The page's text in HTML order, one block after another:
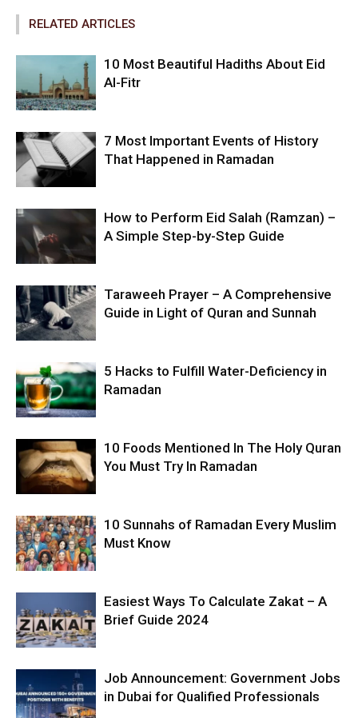
RELATED ARTICLES
10 Most Beautiful Hadiths About Eid
Al-Fitr
7 Most Important Events of History
That Happened in Ramadan
How to Perform Eid Salah (Ramzan) –
A Simple Step-by-Step Guide
Taraweeh Prayer – A Comprehensive
Guide in Light of Quran and Sunnah
5 Hacks to Fulfill Water-Deficiency in
Ramadan
10 Foods Mentioned In The Holy Quran
You Must Try In Ramadan
10 Sunnahs of Ramadan Every Muslim
Must Know
Easiest Ways To Calculate Zakat – A
Brief Guide 2024
Job Announcement: Government Jobs
in Dubai for Qualified Professionals